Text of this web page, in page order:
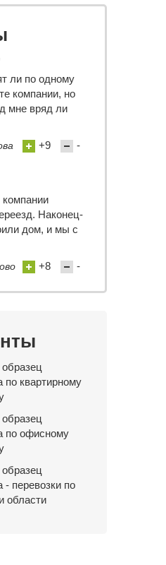
ли по одному
компании, но
мне вряд ли
+9 -
Наконец-
дом, и мы с
+8 -
по квартирному
по офисному
- перевозки по
области